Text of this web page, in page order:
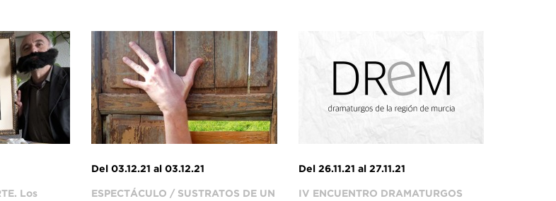
Los
Del 03.12.21 al 03.12.21
ESPECTÁCULO / SUSTRATOS DE UN
Del 26.11.21 al 27.11.21
IV ENCUENTRO DRAMATURGOS